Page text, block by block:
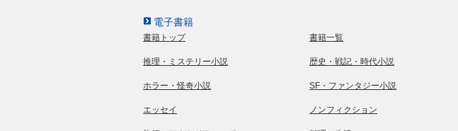
電子書籍
書籍トップ 書籍一覧
推理・ミステリー小説 歴史・戦記・時代小説
ホラー・怪奇小説 SF・ファンタジー小説
エッセイ ノンフィクション